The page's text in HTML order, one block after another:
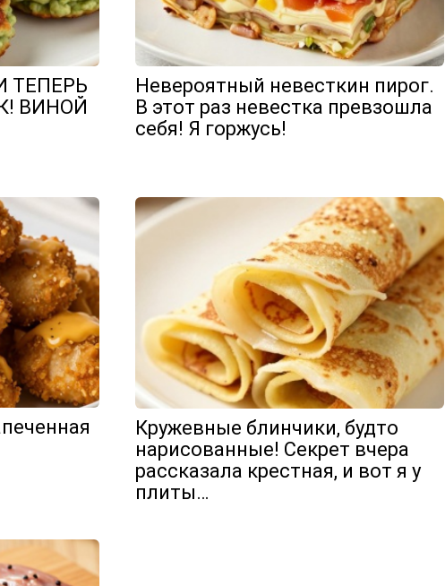
ТЕПЕРЬ
ВИНОЙ
Невероятный невесткин пирог.
В этот раз невестка превзошла
себя! Я горжусь!
Кружевные блинчики, будто
нарисованные! Секрет вчера
рассказала крестная, и вот я у
плиты…